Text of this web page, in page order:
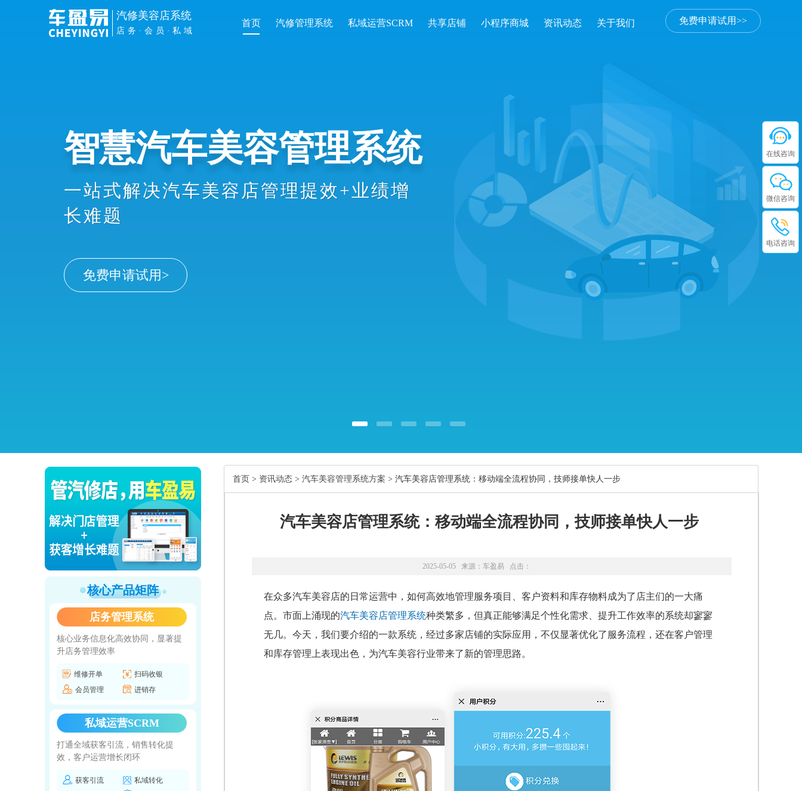
免费申请试用>>
汽修美容店系统
店务·会员·私域
首页 汽修管理系统 私域运营SCRM 共享店铺 小程序商城 资讯动态 关于我们
管理提效
手机扫车牌接车、维修开单收银、会
员办卡消费、业绩提成统计等数智化
协同，显著提升店务管理效率
核心产品矩阵
店务管理系统
核心业务信息化高效协同，显著提
升店务管理效率
维修开单
扫码收银
会员管理
进销存
私域运营SCRM
打通全域获客引流，销售转化提
效，客户运营增长闭环
获客引流
私域转化
首页 > 资讯动态 > 汽车美容管理系统方案 > 汽车美容店管理系统：移动端全流程协同，技师接单快人一步
汽车美容店管理系统：移动端全流程协同，技师接单快人一步
2025-05-05 来源： 车盈易 点击：
在众多汽车美容店的日常运营中，如何高效地管理服务项目、客户资料和库存物料成为了店主们的一大痛
点。市面上涌现的汽车美容店管理系统种类繁多，但真正能够满足个性化需求、提升工作效率的系统却寥寥
无几。今天，我们要介绍的一款系统，经过多家店铺的实际应用，不仅显著优化了服务流程，还在客户管理
和库存管理上表现出色，为汽车美容行业带来了新的管理思路。
在线咨询
微信咨询
电话咨询